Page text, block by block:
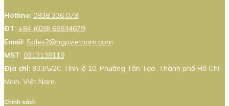
Hotline: 0938 336 079
ĐT: +84 (028) 66834679
Email: Sales2@hgpvietnam.com
MST: 0313138119
Địa chỉ: 933/5/2C Tỉnh lộ 10, Phường Tân Tạo, Thành phố Hồ Chí
Minh, Việt Nam.
Chính sách